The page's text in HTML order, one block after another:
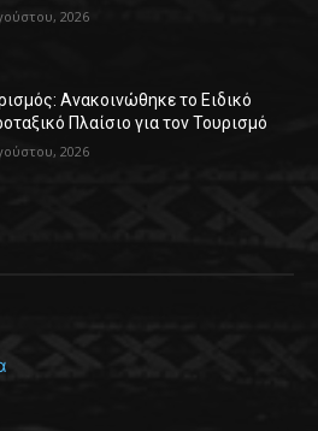
2026
Ανακοινώθηκε το Ειδικό
Πλαίσιο για τον Τουρισμό
2026